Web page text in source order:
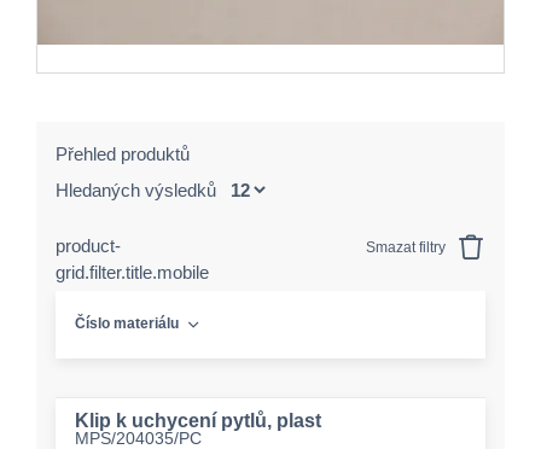
Přehled produktů
Hledaných výsledků
product-
grid.filter.title.mobile
Smazat filtry
Číslo materiálu
Klip k uchycení pytlů, plast
MPS/204035/PC